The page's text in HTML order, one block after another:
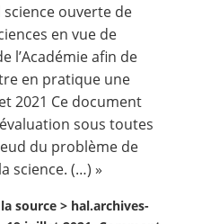
ouverte de
en vue de
l’Académie afin de
en pratique une
2021 Ce document
sous toutes
du problème de
science. (…) »
source > hal.archives-